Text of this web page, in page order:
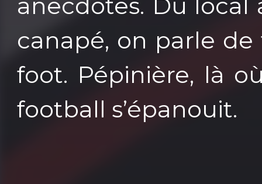
canapé, on parle
foot. Pépinière, là
football s’épanouit.